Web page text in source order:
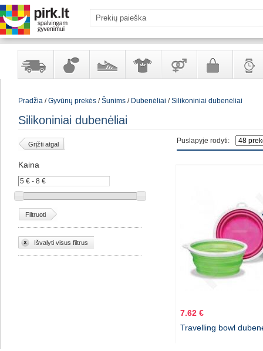
Yra
Kvepalai
kosmetika
Avalynė Apranga
aksesuarai
Prekės
Galanterija
Pradžia/Gyvūnų prekės/Šunims/ Dubenėliai /Silikoniniai dubenėliai
Silikoniniai dubenėliai
Puslapyje rodyti:
Grįžti atgal
Kaina
Filtruoti
Išvalyti visus filtrus
7.62 €
Travelling bowl